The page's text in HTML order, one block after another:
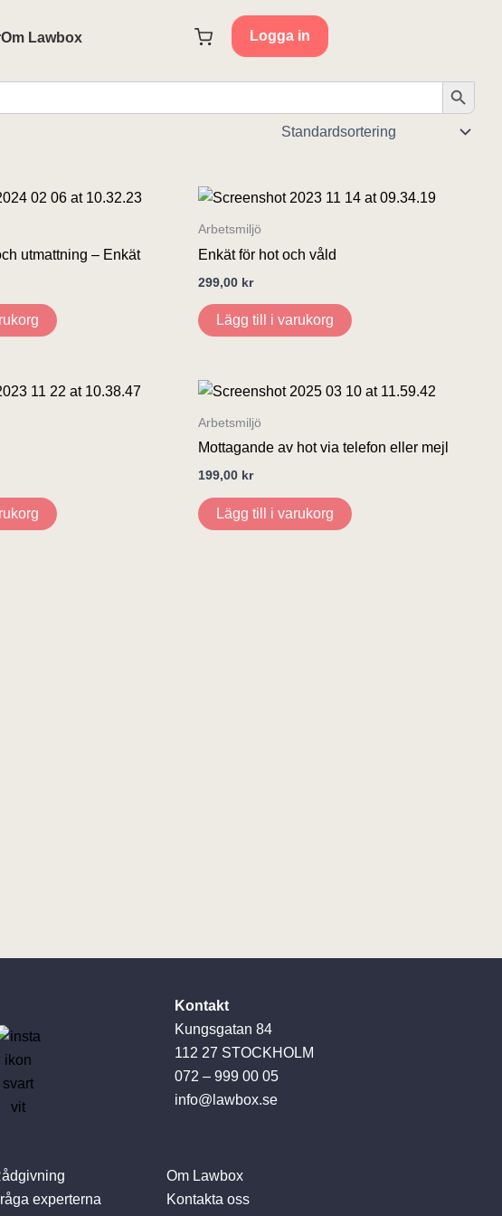
Om Lawbox Logga in
utmattning – Enkät
Arbetsmiljö
Enkät för hot och våld
299,00 kr
Lägg till i varukorg
Arbetsmiljö
Mottagande av hot via telefon eller mejl
199,00 kr
Lägg till i varukorg
Kontakt
Kungsgatan 84
112 27 STOCKHOLM
072 – 999 00 05
info@lawbox.se
experterna
Om Lawbox
Kontakta oss